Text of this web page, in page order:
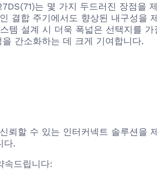
는 몇 가지 두드러진 장점을
결합 주기에서도 향상된 내구성을
템 설계 시 더욱 폭넓은 선택지를 가
간소화하는 데 크게 기여합니다.
뢰할 수 있는 인터커넥트 솔루션을
다.
속드립니다: